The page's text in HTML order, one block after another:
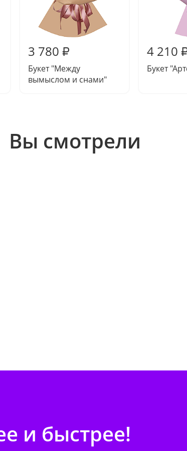
3 780 ₽
Букет "Между
вымыслом и снами"
4 210
Букет
Вы смотрели
и быстрее!